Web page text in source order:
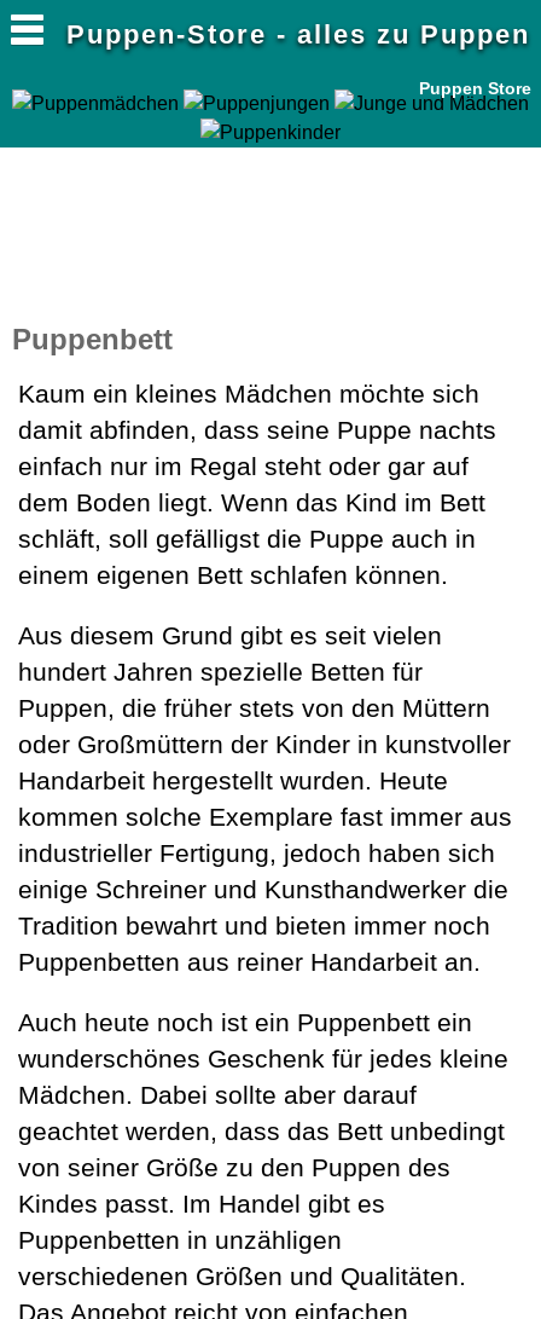
Puppen-Store - alles zu Puppen
Puppen Store
Puppenbett
Kaum ein kleines Mädchen möchte sich
damit abfinden, dass seine Puppe nachts
einfach nur im Regal steht oder gar auf
dem Boden liegt. Wenn das Kind im Bett
schläft, soll gefälligst die Puppe auch in
einem eigenen Bett schlafen können.
Aus diesem Grund gibt es seit vielen
hundert Jahren spezielle Betten für
Puppen, die früher stets von den Müttern
oder Großmüttern der Kinder in kunstvoller
Handarbeit hergestellt wurden. Heute
kommen solche Exemplare fast immer aus
industrieller Fertigung, jedoch haben sich
einige Schreiner und Kunsthandwerker die
Tradition bewahrt und bieten immer noch
Puppenbetten aus reiner Handarbeit an.
Auch heute noch ist ein Puppenbett ein
wunderschönes Geschenk für jedes kleine
Mädchen. Dabei sollte aber darauf
geachtet werden, dass das Bett unbedingt
von seiner Größe zu den Puppen des
Kindes passt. Im Handel gibt es
Puppenbetten in unzähligen
verschiedenen Größen und Qualitäten.
Das Angebot reicht von einfachen